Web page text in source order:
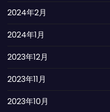
2024年2月
2024年1月
2023年12月
2023年11月
2023年10月